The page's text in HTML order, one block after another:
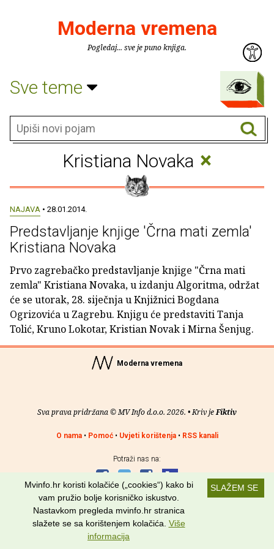
Moderna vremena
Pogledaj... sve je puno knjiga.
Sve teme
Kristiana Novaka ×
NAJAVA • 28.01.2014.
Predstavljanje knjige 'Črna mati zemla'
Kristiana Novaka
Prvo zagrebačko predstavljanje knjige "Črna mati
zemla" Kristiana Novaka, u izdanju Algoritma, održat
će se utorak, 28. siječnja u Knjižnici Bogdana
Ogrizovića u Zagrebu. Knjigu će predstaviti Tanja
Tolić, Kruno Lokotar, Kristian Novak i Mirna Šenjug.
Moderna vremena
Sva prava pridržana © MV Info d.o.o. 2026. • Kriv jeFiktiv
O nama• Pomoć• Uvjeti korištenja• RSS kanali
Potraži nas na:
SLAŽEM SE
Mvinfo.hr koristi kolačiće („cookies“) kako bi
vam pružio bolje korisničko iskustvo.
Nastavkom pregleda mvinfo.hr stranica
slažete se sa korištenjem kolačića. Više
informacija